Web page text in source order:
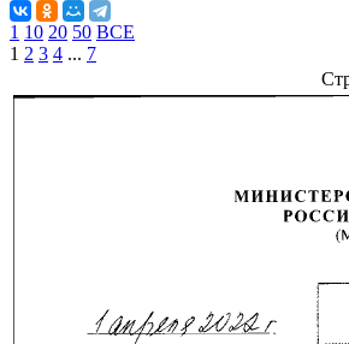
1 10 20 50 ВСЕ
1 2 3 4 ... 7